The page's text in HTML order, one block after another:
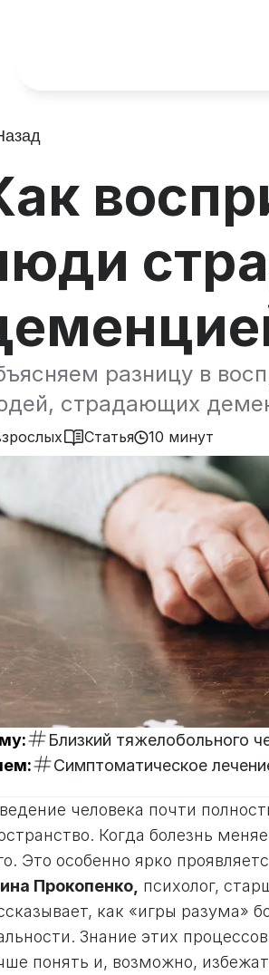
разницу в
страдающих
Статья 10 минут
Близкий тяжелобольного
Симптоматическое
человека почти
Когда болезнь
Это особенно ярко
Прокопенко, психолог,
как «игры разума»
Знание этих
понять и, возможно,